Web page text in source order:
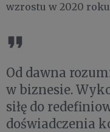
wzrostu w 2020
Od dawna
w biznesie.
siłę do
doświadczenia